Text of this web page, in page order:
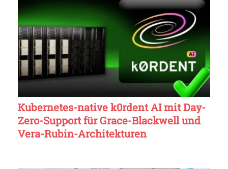
Kubernetes-native k0rdent AI mit Day-
Zero-Support für Grace-Blackwell und
Vera-Rubin-Architekturen